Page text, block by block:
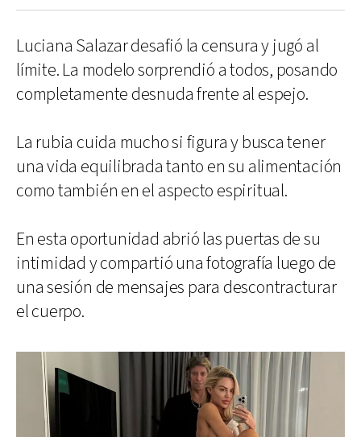
Luciana Salazar desafió la censura y jugó al
límite. La modelo sorprendió a todos, posando
completamente desnuda frente al espejo.
La rubia cuida mucho si figura y busca tener
una vida equilibrada tanto en su alimentación
como también en el aspecto espiritual.
En esta oportunidad abrió las puertas de su
intimidad y compartió una fotografía luego de
una sesión de mensajes para descontracturar
el cuerpo.